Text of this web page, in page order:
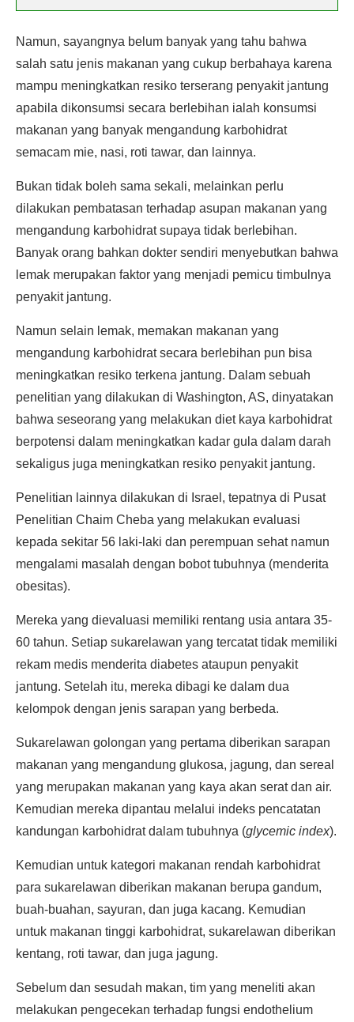
Namun, sayangnya belum banyak yang tahu bahwa
salah satu jenis makanan yang cukup berbahaya karena
mampu meningkatkan resiko terserang penyakit jantung
apabila dikonsumsi secara berlebihan ialah konsumsi
makanan yang banyak mengandung karbohidrat
semacam mie, nasi, roti tawar, dan lainnya.
Bukan tidak boleh sama sekali, melainkan perlu
dilakukan pembatasan terhadap asupan makanan yang
mengandung karbohidrat supaya tidak berlebihan.
Banyak orang bahkan dokter sendiri menyebutkan bahwa
lemak merupakan faktor yang menjadi pemicu timbulnya
penyakit jantung.
Namun selain lemak, memakan makanan yang
mengandung karbohidrat secara berlebihan pun bisa
meningkatkan resiko terkena jantung. Dalam sebuah
penelitian yang dilakukan di Washington, AS, dinyatakan
bahwa seseorang yang melakukan diet kaya karbohidrat
berpotensi dalam meningkatkan kadar gula dalam darah
sekaligus juga meningkatkan resiko penyakit jantung.
Penelitian lainnya dilakukan di Israel, tepatnya di Pusat
Penelitian Chaim Cheba yang melakukan evaluasi
kepada sekitar 56 laki-laki dan perempuan sehat namun
mengalami masalah dengan bobot tubuhnya (menderita
obesitas).
Mereka yang dievaluasi memiliki rentang usia antara 35-
60 tahun. Setiap sukarelawan yang tercatat tidak memiliki
rekam medis menderita diabetes ataupun penyakit
jantung. Setelah itu, mereka dibagi ke dalam dua
kelompok dengan jenis sarapan yang berbeda.
Sukarelawan golongan yang pertama diberikan sarapan
makanan yang mengandung glukosa, jagung, dan sereal
yang merupakan makanan yang kaya akan serat dan air.
Kemudian mereka dipantau melalui indeks pencatatan
kandungan karbohidrat dalam tubuhnya (glycemic index).
Kemudian untuk kategori makanan rendah karbohidrat
para sukarelawan diberikan makanan berupa gandum,
buah-buahan, sayuran, dan juga kacang. Kemudian
untuk makanan tinggi karbohidrat, sukarelawan diberikan
kentang, roti tawar, dan juga jagung.
Sebelum dan sesudah makan, tim yang meneliti akan
melakukan pengecekan terhadap fungsi endothelium